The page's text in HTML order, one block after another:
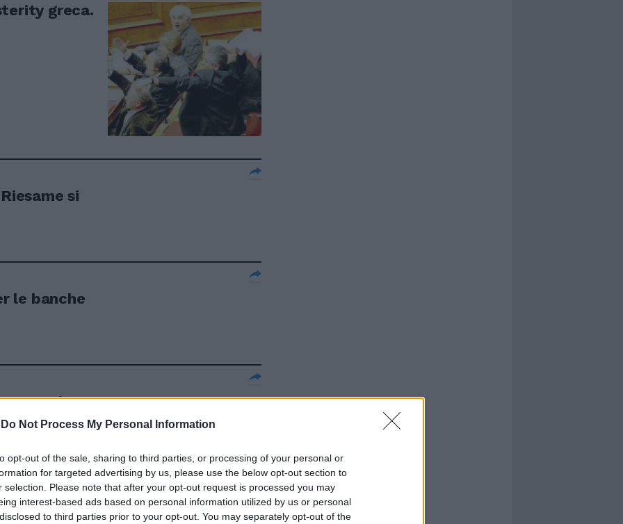
Do Not Process My Personal Information
opt-out of the sale, sharing to third parties, or processing of your personal or
for targeted advertising by us, please use the below opt-out section to
selection. Please note that after your opt-out request is processed you may
interest-based ads based on personal information utilized by us or personal
to third parties prior to your opt-out. You may separately opt-out of the
greca.
si
le banche
una riserva
alcuni